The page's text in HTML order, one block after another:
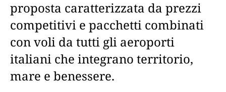
proposta caratterizzata da prezzi
competitivi e pacchetti combinati
con voli da tutti gli aeroporti
italiani che integrano territorio,
mare e benessere.